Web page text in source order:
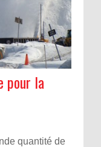
pour la
quantité de